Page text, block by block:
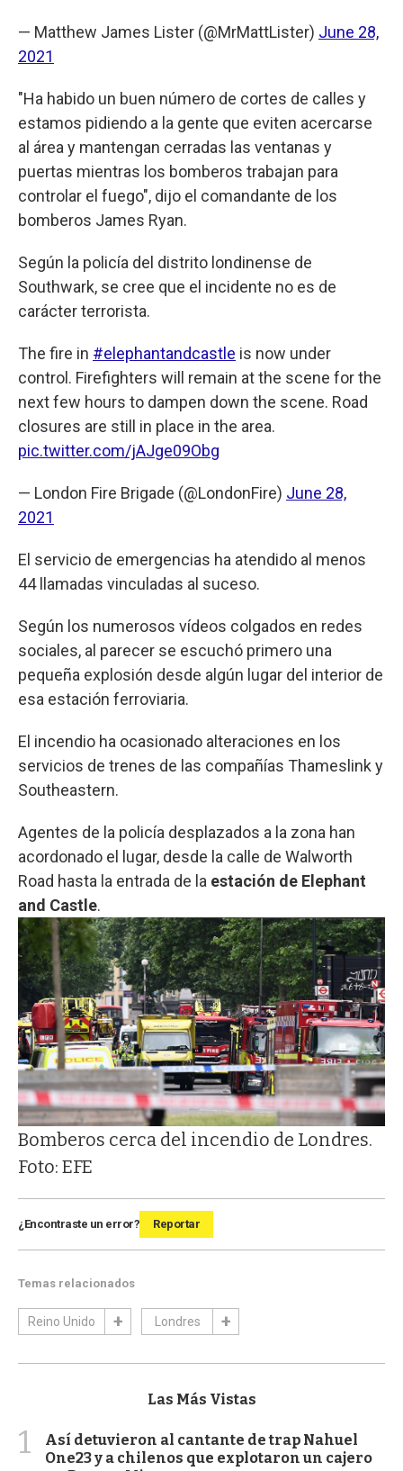
— Matthew James Lister (@MrMattLister) June 28,
2021
"Ha habido un buen número de cortes de calles y
estamos pidiendo a la gente que eviten acercarse
al área y mantengan cerradas las ventanas y
puertas mientras los bomberos trabajan para
controlar el fuego", dijo el comandante de los
bomberos James Ryan.
Según la policía del distrito londinense de
Southwark, se cree que el incidente no es de
carácter terrorista.
The fire in #elephantandcastle is now under
control. Firefighters will remain at the scene for the
next few hours to dampen down the scene. Road
closures are still in place in the area.
pic.twitter.com/jAJge09Obg
— London Fire Brigade (@LondonFire) June 28,
2021
El servicio de emergencias ha atendido al menos
44 llamadas vinculadas al suceso.
Según los numerosos vídeos colgados en redes
sociales, al parecer se escuchó primero una
pequeña explosión desde algún lugar del interior de
esa estación ferroviaria.
El incendio ha ocasionado alteraciones en los
servicios de trenes de las compañías Thameslink y
Southeastern.
Agentes de la policía desplazados a la zona han
acordonado el lugar, desde la calle de Walworth
Road hasta la entrada de la estación de Elephant
and Castle.
Bomberos cerca del incendio de Londres.
Foto: EFE
¿Encontraste un error? Reportar
Temas relacionados
Reino Unido Londres
Las Más Vistas
1
Así detuvieron al cantante de trap Nahuel
One23 y a chilenos que explotaron un cajero